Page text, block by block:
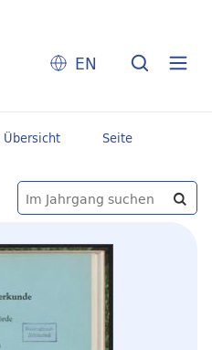
EN
Übersicht Seite